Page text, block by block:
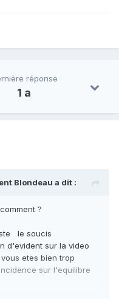
réponse
1 a
Blondeau a dit :
?
le soucis
d'evident sur la video
etes bien trop
sur l'equilibre